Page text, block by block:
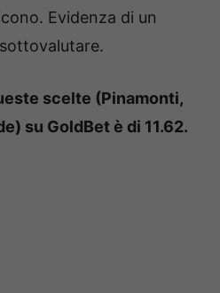
Evidenza di un
scelte (Pinamonti,
su GoldBet è di 11.62.